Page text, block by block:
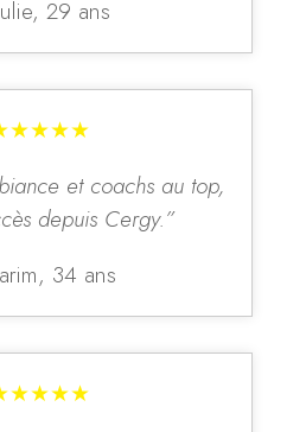
29 ans
et coachs au top,
depuis Cergy.”
34 ans